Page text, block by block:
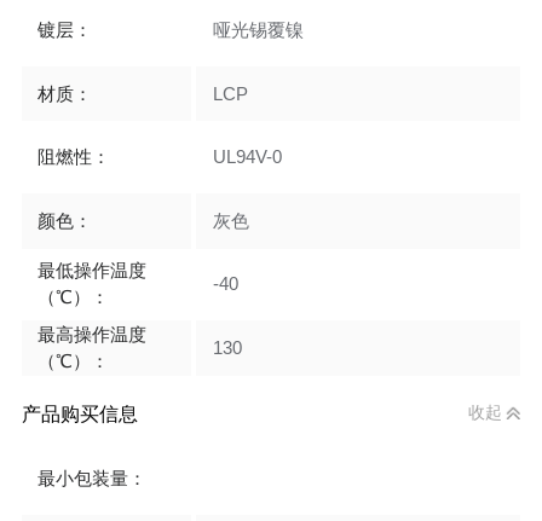
镀层： 哑光锡覆镍
材质： LCP
阻燃性： UL94V-0
颜色： 灰色
最低操作温度
（℃）：
-40
最高操作温度
（℃）：
130
产品购买信息 收起
最小包装量：